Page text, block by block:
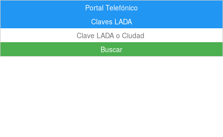
Portal Telefónico
Claves LADA
Buscar